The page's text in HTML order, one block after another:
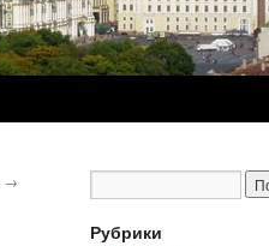
→
Рубрики